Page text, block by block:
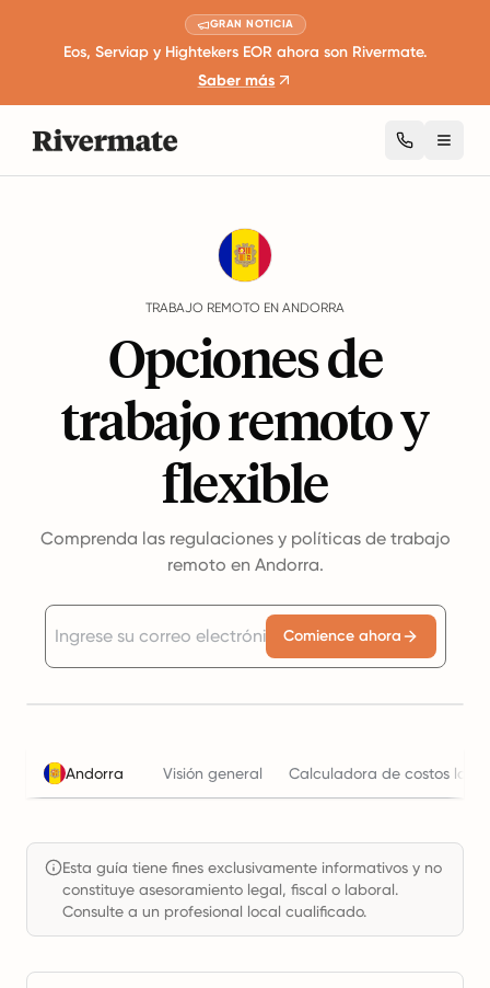
GRAN NOTICIA
Eos, Serviap y Hightekers EOR ahora son Rivermate.
Saber más
TRABAJO REMOTO EN ANDORRA
Opciones de
trabajo remoto y
flexible
Comprenda las regulaciones y políticas de trabajo
remoto en Andorra.
Comience ahora
Andorra Visión general Calculadora de costos
Esta guía tiene fines exclusivamente informativos y no
constituye asesoramiento legal, fiscal o laboral.
Consulte a un profesional local cualificado.